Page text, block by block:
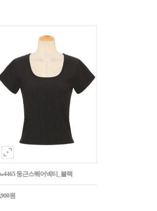
둥근스퀘어넥티_블랙
원